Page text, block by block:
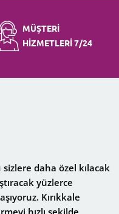
MÜŞTERİ
HİZMETLERİ 7/24
daha özel kılacak
yüzlerce
Kırıkkale